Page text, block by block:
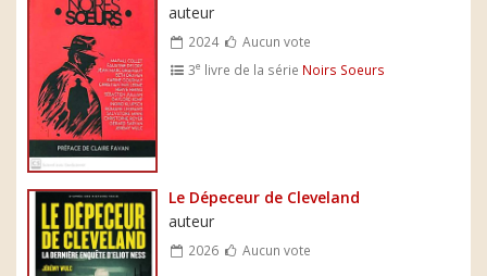
auteur
2024
Aucun vote
3e livre de la série Noirs Soeurs
Le Dépeceur de Cleveland
auteur
2026 Aucun vote